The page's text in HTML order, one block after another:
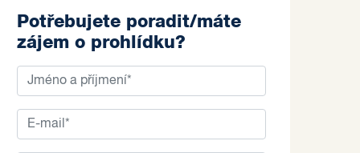
Potřebujete poradit/máte
zájem o prohlídku?